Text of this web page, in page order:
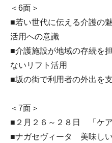
＜6面＞
■若い世代に伝える介護の
活用への意識
■介護施設が地域の存続を
ないリフト活用
■坂の街で利用者の外出を
＜7面＞
■２月２６～２８日 「ケア
■ナガセヴィータ 美味し